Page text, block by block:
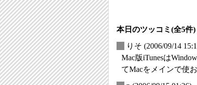
本日のツッコミ(全5件)
りそ (2006/09/14
Mac版iTunesは
てMacをメインで使お